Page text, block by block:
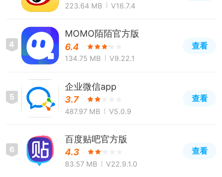
223.64 MB V16.7.4
4
MOMO陌陌官方版
6.4
134.75 MB V9.22.1
查看
5
企业微信app
3.7
487.97 MB V5.0.9
查看
6
百度贴吧官方版
4.3
83.57 MB V22.9.1.0
查看